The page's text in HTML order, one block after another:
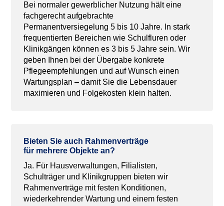
Bei normaler gewerblicher Nutzung hält eine
fachgerecht aufgebrachte
Permanentversiegelung 5 bis 10 Jahre. In stark
frequentierten Bereichen wie Schulfluren oder
Klinikgängen können es 3 bis 5 Jahre sein. Wir
geben Ihnen bei der Übergabe konkrete
Pflegeempfehlungen und auf Wunsch einen
Wartungsplan – damit Sie die Lebensdauer
maximieren und Folgekosten klein halten.
Bieten Sieauch Rahmenverträge
für mehrere Objekte an?
Ja. Für Hausverwaltungen, Filialisten,
Schulträger und Klinikgruppen bieten wir
Rahmenverträge mit festen Konditionen,
wiederkehrender Wartung und einem festen